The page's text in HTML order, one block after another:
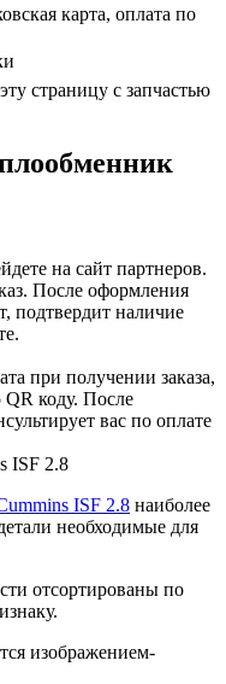
карта, оплата по
страницу с запчастью
на сайт партнеров.
После оформления
подтвердит наличие
при получении заказа,
QR коду. После
вас по оплате
ISF 2.8
ISF 2.8 наиболее
необходимые для
отсортированы по
изображением-